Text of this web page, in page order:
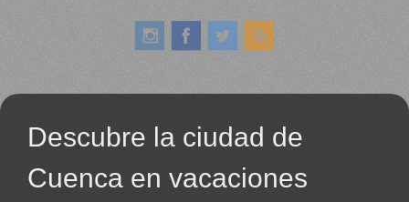
Descubre la ciudad de
Cuenca en vacaciones